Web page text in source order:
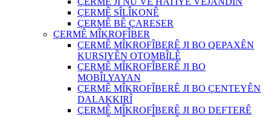
ÇERMÊ SÎLÎKONÊ
ÇERMÊ BÊ ÇARESER
ÇERMÊ MÎKROFÎBER
ÇERMÊ MÎKROFÎBERÊ JI BO QEPAXÊN
KURSIYÊN OTOMBÎLÊ
ÇERMÊ MÎKROFÎBERÊ JI BO
MOBÎLYAYAN
ÇERMÊ MÎKROFÎBERÊ JI BO ÇENTEYÊN
DALAKKIRÎ
ÇERMÊ MÎKROFÎBERÊ JI BO DEFTERÊ